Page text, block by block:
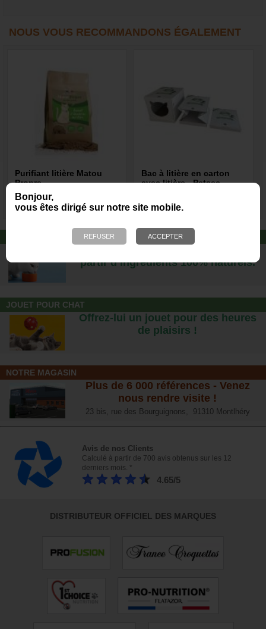
Bonjour,
vous êtes dirigé sur notre site mobile.
NOUS VOUS RECOMMANDONS ÉGALEMENT
Purifiant litière Matou
Propre
10,90 €
Bac à litière en carton
avec litière - Petsec
9,70 €
ALIMENTATION CAT'S LOVE
partir d’ingrédients 100% naturels.
JOUET POUR CHAT
Offrez-lui un jouet pour des heures
de plaisirs !
NOTRE MAGASIN
Plus de 6 000 références - Venez
nous rendre visite !
23 bis, rue des Bourguignons, 91310 Montlhéry
Avis de nos Clients
Calculé à partir de 700 avis obtenus sur les 12
derniers mois. *
4.65/5
DISTRIBUTEUR OFFICIEL DES MARQUES